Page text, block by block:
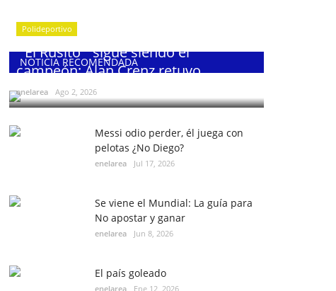
NOTICIA RECOMENDADA
Polideportivo
¨El Rusito¨ sigue siendo el
campeón: Alan Crenz retuvo...
enelarea Ago 2, 2026
Messi odio perder, él juega con
pelotas ¿No Diego?
enelarea Jul 17, 2026
Se viene el Mundial: La guía para
No apostar y ganar
enelarea Jun 8, 2026
El país goleado
enelarea Ene 12, 2026